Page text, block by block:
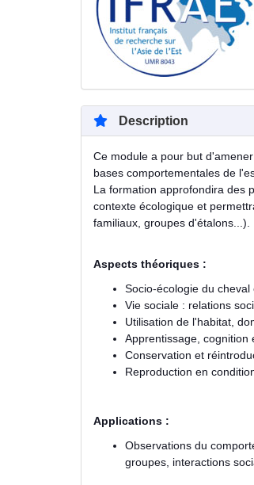
Description
Ce module a pour but
bases comportementales de
La formation approfondira des
contexte écologique et
familiaux, groupes
Aspects théoriques :
Socio-écologie du
Vie sociale : relations
Utilisation de l'habitat,
Apprentissage, cognition
Conservation et
Reproduction en
Applications :
Observations du
groupes, interactions